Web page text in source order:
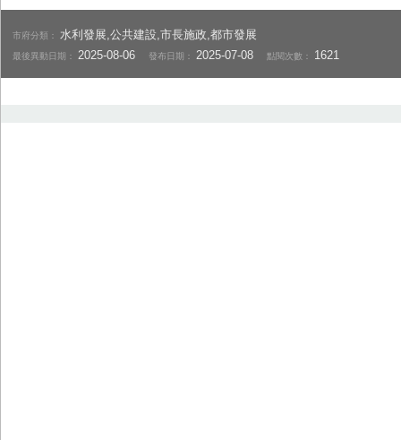
市府分類：水利發展,公共建設,市長施政,都市發展
最後異動日期：2025-08-06 發布日期：2025-07-08 點閱次數： 1621